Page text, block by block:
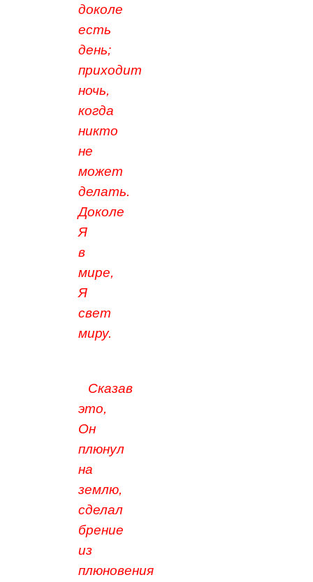
доколе
есть
день;
приходит
ночь,
когда
никто
не
может
делать.
Доколе
Я
в
мире,
Я
свет
миру.
Сказав
это,
Он
плюнул
на
землю,
сделал
брение
из
плюновения